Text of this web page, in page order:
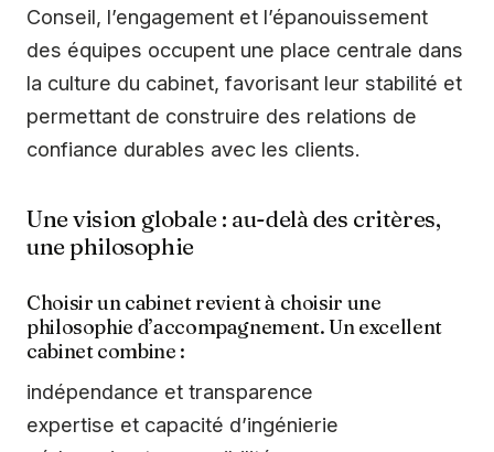
Conseil, l’engagement et l’épanouissement
des équipes occupent une place centrale dans
la culture du cabinet, favorisant leur stabilité et
permettant de construire des relations de
confiance durables avec les clients.
Une vision globale : au-delà des critères,
une philosophie
Choisir un cabinet revient à choisir une
philosophie d’accompagnement. Un excellent
cabinet combine :
indépendance et transparence
expertise et capacité d’ingénierie